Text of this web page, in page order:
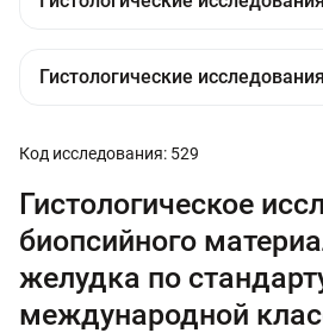
Код исследования: 529
Гистологическое
биопсийного
желудка по
международной